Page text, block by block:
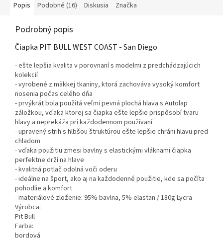
Popis Podobné (16) Diskusia Značka
Podrobný popis
Čiapka PIT BULL WEST COAST - San Diego
- ešte lepšia kvalita v porovnaní s modelmi z predchádzajúcich
kolekcií
- vyrobené z mäkkej tkaniny, ktorá zachováva vysoký komfort
nosenia počas celého dňa
- prvýkrát bola použitá veľmi pevná plochá hlava s Autolap
záložkou, vďaka ktorej sa čiapka ešte lepšie prispôsobí tvaru
hlavy a neprekáža pri každodennom používaní
- upravený strih s hlbšou štruktúrou ešte lepšie chráni hlavu pred
chladom
- vďaka použitiu zmesi bavlny s elastickými vláknami čiapka
perfektne drží na hlave
- kvalitná potlač odolná voči oderu
- ideálne na šport, ako aj na každodenné použitie, kde sa počíta
pohodlie a komfort
- materiálové zloženie: 95% bavlna, 5% elastan / 180g Lycra
Výrobca:
Pit Bull
Farba:
bordová